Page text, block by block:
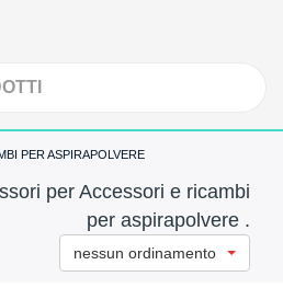
PER ASPIRAPOLVERE
per Accessori e ricambi
per aspirapolvere .
nessun ordinamento